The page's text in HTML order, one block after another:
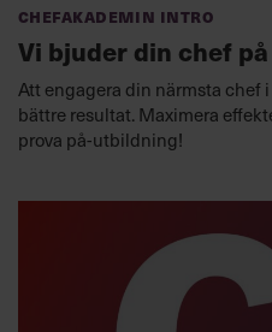
Chefakademin Intro
Vi bjuder din chef
Att engagera din närmsta chef
bättre resultat. Maximera
prova på-utbildning!